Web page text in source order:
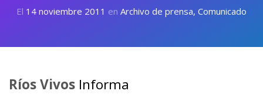
El 14 noviembre 2011 en Archivo de prensa, Comunicado
Ríos Vivos Informa